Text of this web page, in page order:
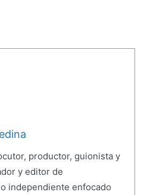
productor, guionista y
y editor de
independiente enfocado